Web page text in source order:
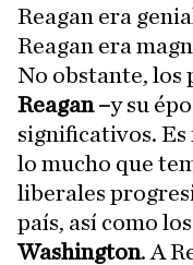
Reagan era
Reagan era
No obstante, los
Reagan –y su
significativos.
lo mucho que
liberales
país, así como
Washington. A